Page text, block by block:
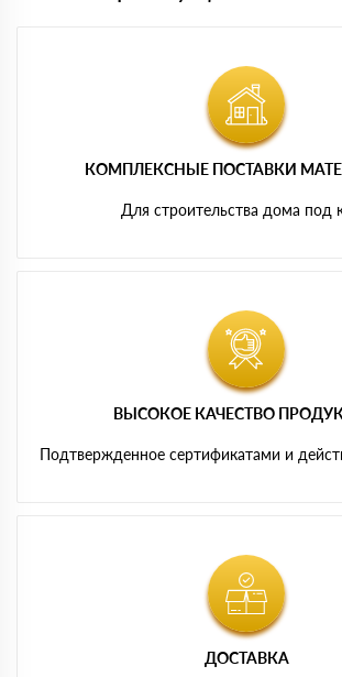
КОМПЛЕКСНЫЕ ПОСТАВКИ
Для строительства дома под
ВЫСОКОЕ КАЧЕСТВО
Подтвержденное сертификатами и
ДОСТАВКА